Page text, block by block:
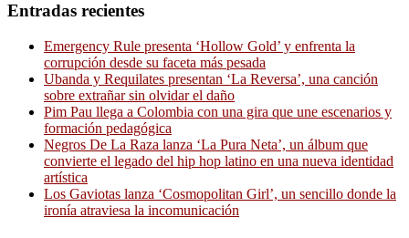
Entradas recientes
Emergency Rule presenta ‘Hollow Gold’ y enfrenta la
corrupción desde su faceta más pesada
Ubanda y Requilates presentan ‘La Reversa’, una canción
sobre extrañar sin olvidar el daño
Pim Pau llega a Colombia con una gira que une escenarios y
formación pedagógica
Negros De La Raza lanza ‘La Pura Neta’, un álbum que
convierte el legado del hip hop latino en una nueva identidad
artística
Los Gaviotas lanza ‘Cosmopolitan Girl’, un sencillo donde la
ironía atraviesa la incomunicación